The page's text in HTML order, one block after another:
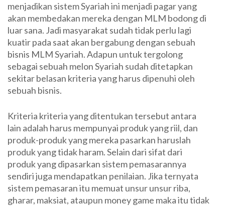
menjadikan sistem Syariah ini menjadi pagar yang
akan membedakan mereka dengan MLM bodong di
luar sana. Jadi masyarakat sudah tidak perlu lagi
kuatir pada saat akan bergabung dengan sebuah
bisnis MLM Syariah. Adapun untuk tergolong
sebagai sebuah melon Syariah sudah ditetapkan
sekitar belasan kriteria yang harus dipenuhi oleh
sebuah bisnis.
Kriteria kriteria yang ditentukan tersebut antara
lain adalah harus mempunyai produk yang riil, dan
produk-produk yang mereka pasarkan haruslah
produk yang tidak haram. Selain dari sifat dari
produk yang dipasarkan sistem pemasarannya
sendiri juga mendapatkan penilaian. Jika ternyata
sistem pemasaran itu memuat unsur unsur riba,
gharar, maksiat, ataupun money game maka itu tidak